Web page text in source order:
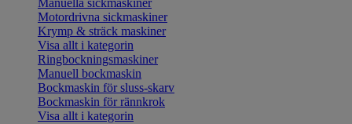
Manuella sickmaskiner
Motordrivna sickmaskiner
Krymp & sträck maskiner
Visa allt i kategorin
Ringbockningsmaskiner
Manuell bockmaskin
Bockmaskin för sluss-skarv
Bockmaskin för rännkrok
Visa allt i kategorin